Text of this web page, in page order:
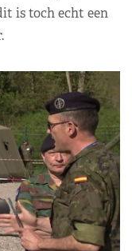
is toch echt een